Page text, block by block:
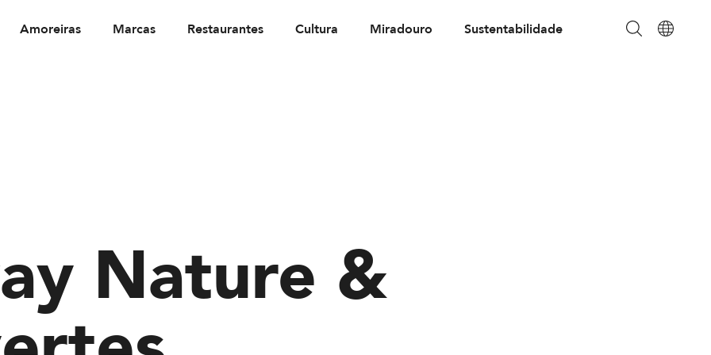
Amoreiras Marcas Restaurantes Cultura Miradouro Sustentabilidade
Nature &